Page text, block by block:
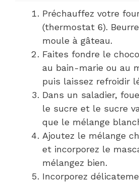
Préchauffez votre
(thermostat 6).
moule à gâteau.
Faites fondre le
au bain-marie ou au
puis laissez refroidir
Dans un saladier,
le sucre et le sucre
que le mélange
Ajoutez le mélange
et incorporez le
mélangez bien.
Incorporez